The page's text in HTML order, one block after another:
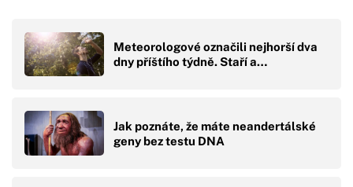
Meteorologové označili nejhorší dva
dny příštího týdně. Staří a…
Jak poznáte, že máte neandertálské
geny bez testu DNA